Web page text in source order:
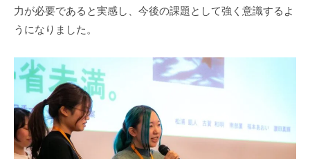
力が必要であると実感し、今後の課題として強く意識するよ
うになりました。